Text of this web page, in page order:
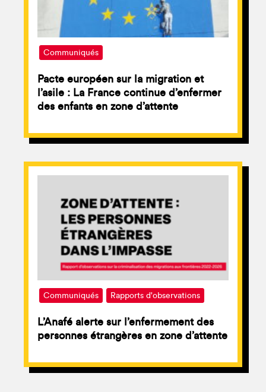
Communiqués
Pacte européen sur la migration et
l’asile : La France continue d’enfermer
des enfants en zone d’attente
Communiqués Rapports d'observations
L’Anafé alerte sur l’enfermement des
personnes étrangères en zone d’attente